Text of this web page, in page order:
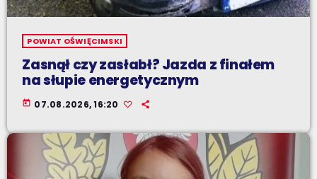
POWIAT OŚWIĘCIMSKI
Zasnął czy zasłabł? Jazda z finałem
na słupie energetycznym
today 07.08.2026, 16:20